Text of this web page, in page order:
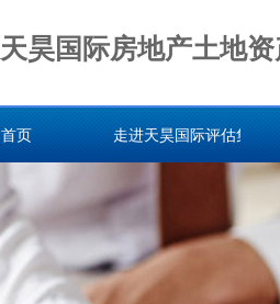
天昊国际房地产土地
首页 走进天昊国际评估集团